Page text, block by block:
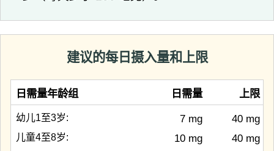
建议的每日摄入量和上限
日需量年龄组 日需量 上限
幼儿1至3岁: 7 mg 40 mg
儿童4至8岁: 10 mg 40 mg